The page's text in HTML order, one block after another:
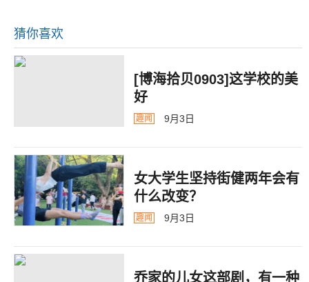
猜你喜欢
[博海拾贝0903]这学校的美
好
趣闻 9月3日
女大学生坚持街健两年会有
什么改变？
趣闻 9月3日
乔家的儿女这部剧，有一种